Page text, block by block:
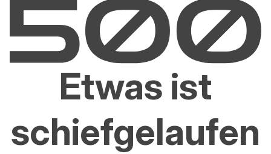
Etwas ist
schiefgelaufen